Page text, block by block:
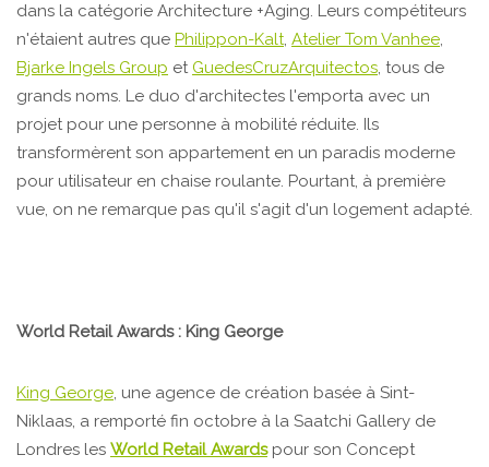
dans la catégorie Architecture +Aging. Leurs compétiteurs
n'étaient autres que Philippon-Kalt, Atelier Tom Vanhee,
Bjarke Ingels Group et GuedesCruzArquitectos, tous de
grands noms. Le duo d'architectes l'emporta avec un
projet pour une personne à mobilité réduite. Ils
transformèrent son appartement en un paradis moderne
pour utilisateur en chaise roulante. Pourtant, à première
vue, on ne remarque pas qu'il s'agit d'un logement adapté.
World Retail Awards : King George
King George, une agence de création basée à Sint-
Niklaas, a remporté fin octobre à la Saatchi Gallery de
Londres les World Retail Awardspour son Concept